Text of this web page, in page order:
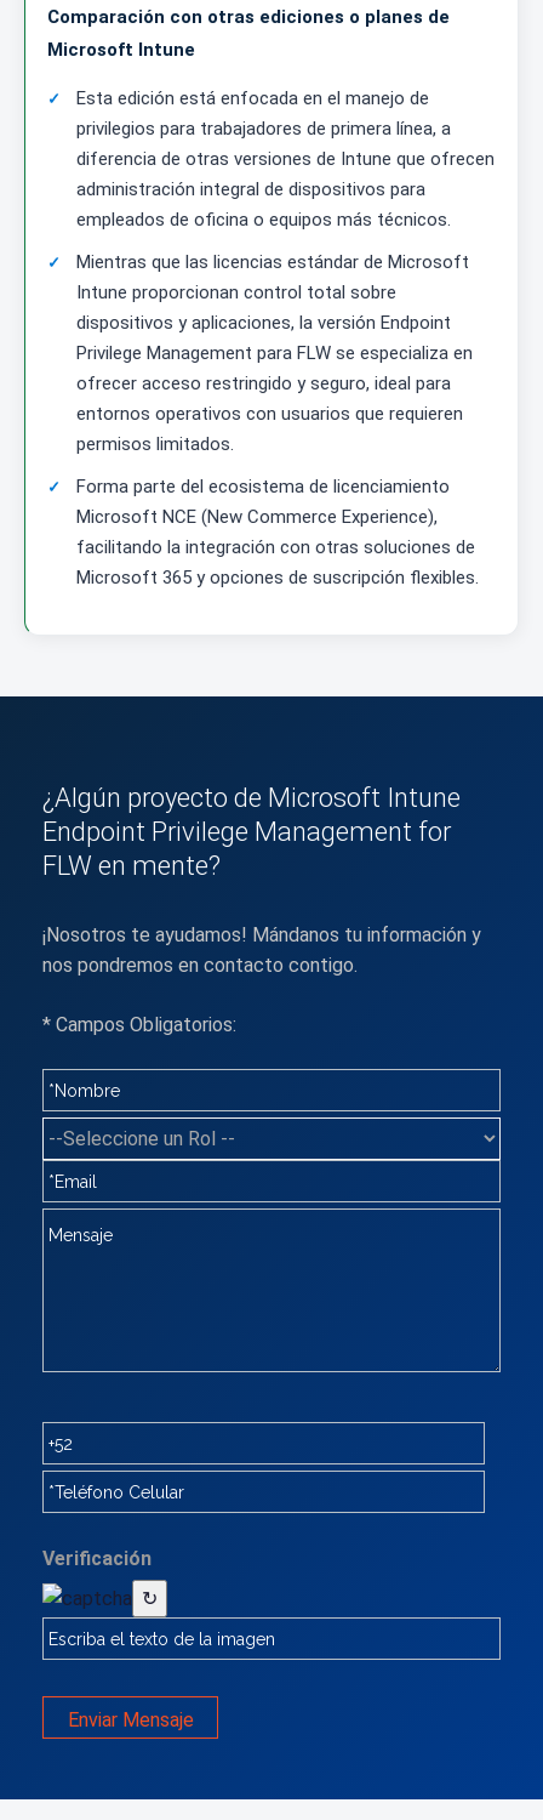
Comparación con otras ediciones o planes de
Microsoft Intune
Esta edición está enfocada en el manejo de
privilegios para trabajadores de primera línea, a
diferencia de otras versiones de Intune que ofrecen
administración integral de dispositivos para
empleados de oficina o equipos más técnicos.
Mientras que las licencias estándar de Microsoft
Intune proporcionan control total sobre
dispositivos y aplicaciones, la versión Endpoint
Privilege Management para FLW se especializa en
ofrecer acceso restringido y seguro, ideal para
entornos operativos con usuarios que requieren
permisos limitados.
Forma parte del ecosistema de licenciamiento
Microsoft NCE (New Commerce Experience),
facilitando la integración con otras soluciones de
Microsoft 365 y opciones de suscripción flexibles.
¿Algún proyecto de Microsoft Intune
Endpoint Privilege Management for
FLW en mente?
¡Nosotros te ayudamos! Mándanos tu información y
nos pondremos en contacto contigo.
* Campos Obligatorios:
Verificación
↻
Enviar Mensaje